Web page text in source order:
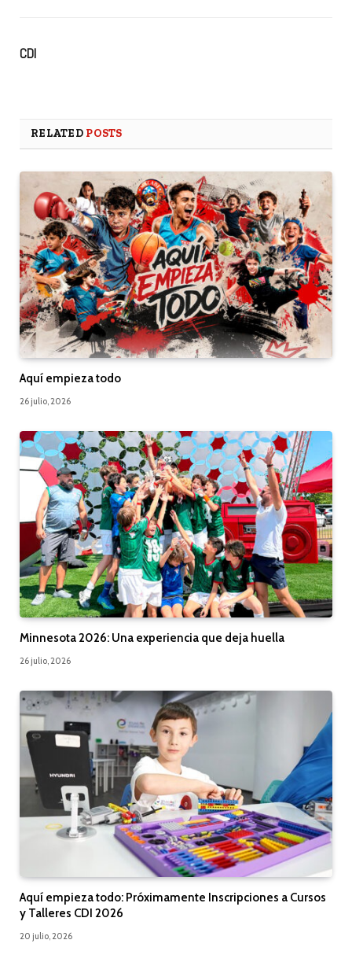
CDI
RELATED POSTS
Aquí empieza todo
26 julio, 2026
Minnesota 2026: Una experiencia que deja huella
26 julio, 2026
Aquí empieza todo: Próximamente Inscripciones a Cursos
y Talleres CDI 2026
20 julio, 2026